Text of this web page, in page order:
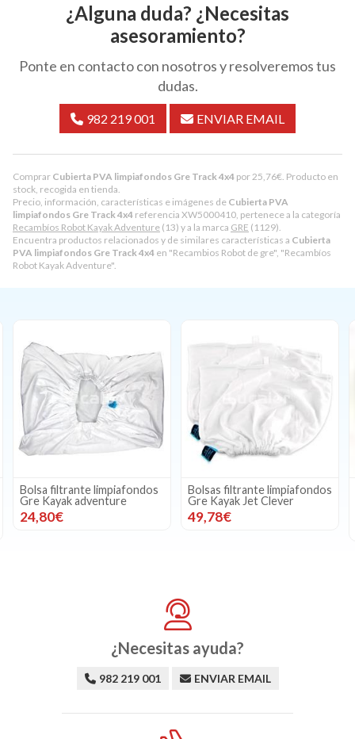
Comprar Cubierta PVA limpiafondos Gre Track 4x4 por 25,76€ . Producto en
stock, recogida en tienda.
Precio, información, características e imágenes de Cubierta PVA
limpiafondos Gre Track 4x4 referencia XW5000410, pertenece a la categoría
Recambíos Robot Kayak Adventure (13) y a la marca GRE (1129).
Encuentra productos relacionados y de similares características a Cubierta
PVA limpiafondos Gre Track 4x4 en "Recambios Robot de gre", "Recambíos
Robot Kayak Adventure".
¿Alguna duda? ¿Necesitas
asesoramiento?
Ponte en contacto con nosotros y resolveremos tus
dudas.
982 219 001 ENVIAR EMAIL
Bolsas filtrante limpiafondos
Gre Kayak Jet Clever
49,78€
Correa de tracción
limpiafondos AstralPool
3302
¿Necesitas ayuda?
982 219 001 ENVIAR EMAIL